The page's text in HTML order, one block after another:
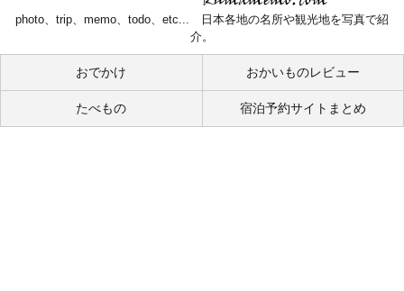
photo、trip、memo、todo、etc... 日本各地の名所や観光地を写真で紹
介。
おでかけ おかいものレビュー
たべもの 宿泊予約サイトまとめ